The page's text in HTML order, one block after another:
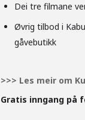
Dei tre filmane
Øvrig tilbod i
gåvebutikk
>>> Les meir om
Gratis inngang på